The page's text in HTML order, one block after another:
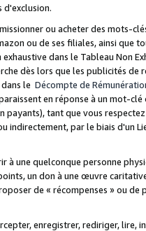
d'exclusion.
ou acheter des mots-
ou de ses filiales, ainsi que
dans le Tableau Non
dès lors que les publicités de
le Décompte de
en réponse à un mot-
payants), tant que vous
indirectement, par le biais d'un
à une quelconque personne
un don à une œuvre
de « récompenses » ou
enregistrer, rediriger,